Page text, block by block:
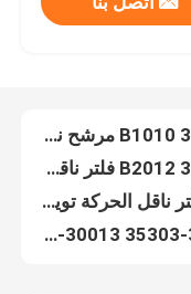
518800 35303-22021 35303-22020 35303-22022 3530322021 3530322020 فلتر ناقل حركة أوتوماتيكي لتويوتا A40 A41 AW55
A40 Toyota ناقل الحركة 35303-30031 35303-33030 35303-30000 353033000
518810 35303-14010 MD609189 8944053620 13400213 مرشح ناقل الحركة الأوتوماتيكي لتويوتا A42DL A43DL A44DL A45DL
518822 0K0-151-9815 26582-57B00 35303-30060 مرشح ناقل الحركة الأوتوماتيكي لتويوتا A43DE A46DE A46DF AW03-70